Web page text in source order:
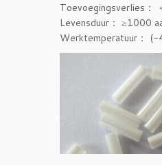
Toevoegingsverlies：
Levensduur： ≥1000
Werktemperatuur：